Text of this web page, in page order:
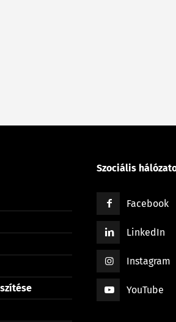
Szociális
Facebook
LinkedIn
Instagram
YouTube